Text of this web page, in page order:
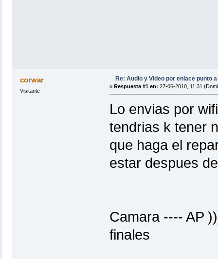
corwar
Visitante
Re: Audio y Video por enlace punto
« Respuesta #1 en: 27-06-2010, 11:31
Lo envias por
tendrias k tener
que haga el
estar despues
Camara ---- AP
finales